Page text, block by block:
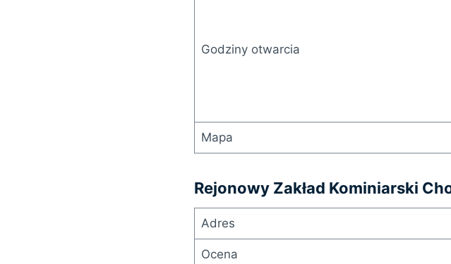
Godziny otwarcia
Mapa
Rejonowy Zakład Kominiarski
Adres
Ocena